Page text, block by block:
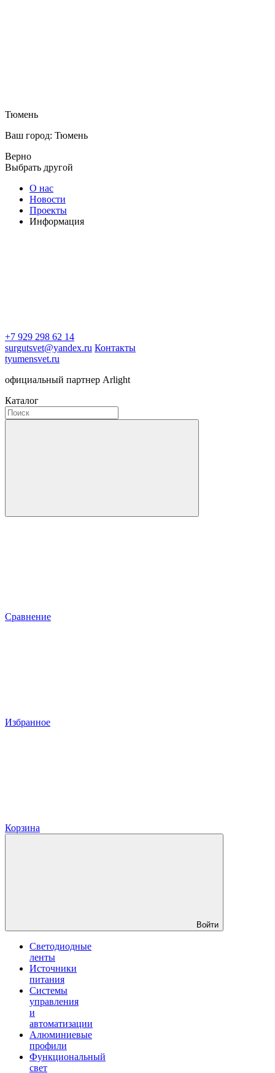
Тюмень
Ваш город: Тюмень
Верно
Выбрать другой
О нас
Новости
Проекты
Информация
+7 929 298 62 14
surgutsvet@yandex.ru Контакты
tyumensvet.ru
официальный партнер Arlight
Каталог
Сравнение
Избранное
Корзина
Войти
Светодиодные
ленты
Источники
питания
Системы
управления
и
автоматизации
Алюминиевые
профили
Функциональный
свет